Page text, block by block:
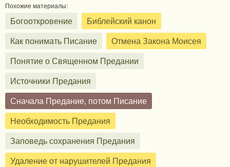
Похожие материалы:
Богооткровение
Библейский канон
Как понимать Писание
Отмена Закона Моисея
Понятие о Священном Предании
Источники Предания
Сначала Предание, потом Писание
Необходимость Предания
Заповедь сохранения Предания
Удаление от нарушителей Предания